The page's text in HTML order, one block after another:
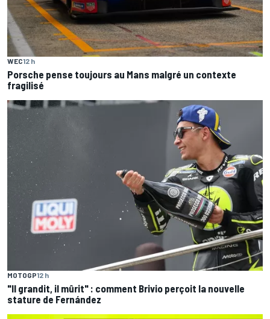
WEC12 h
Porsche pense toujours au Mans malgré un contexte
fragilisé
MOTOGP12 h
"Il grandit, il mûrit" : comment Brivio perçoit la nouvelle
stature de Fernández